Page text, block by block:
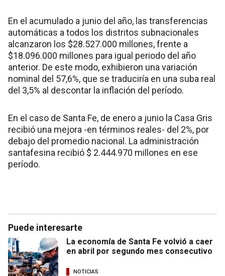
En el acumulado a junio del año, las transferencias
automáticas a todos los distritos subnacionales
alcanzaron los $28.527.000 millones, frente a
$18.096.000 millones para igual periodo del año
anterior. De este modo, exhibieron una variación
nominal del 57,6%, que se traduciría en una suba real
del 3,5% al descontar la inflación del período.
En el caso de Santa Fe, de enero a junio la Casa Gris
recibió una mejora -en términos reales- del 2%, por
debajo del promedio nacional. La administración
santafesina recibió $ 2.444.970 millones en ese
período.
Puede interesarte
La economía de Santa Fe volvió a caer
en abril por segundo mes consecutivo
NOTICIAS